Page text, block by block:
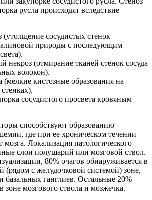
русла происходят вследствие
сосудистых стенок
природы с последующим
(отмирание тканей стенок сосуда
волокон).
кистозные образования на
сосудистого просвета кровяным
способствуют образованию
где при ее хроническом течении
Локализация патологического
слои полушарий или мозговой ствол.
80% очагов обнаруживается в
(рядом с желудочковой системой) зоне,
базальных ганглиев. Остальные 20%
зоне мозгового ствола и мозжечка.